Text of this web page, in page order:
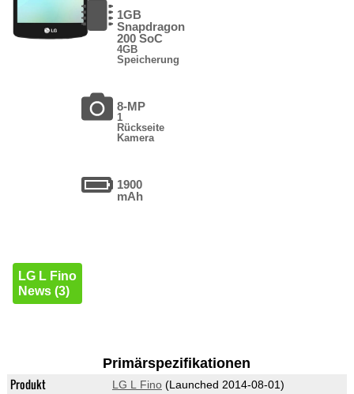
1GB
Snapdragon
200 SoC
4GB
Speicherung
8-MP
1
Rückseite
Kamera
1900
mAh
LG L Fino
News (3)
Primärspezifikationen
Produkt LG L Fino(Launched 2014-08-01)